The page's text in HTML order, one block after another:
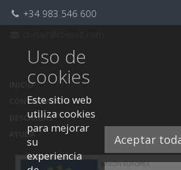
Teléfono:
+34 983 546 600
INICIO
CONTRATACIÓN
DESCARGAS
AYUDA
Uso de
cookies
Este sitio web
utiliza cookies
para mejorar
su
experiencia
Aceptar